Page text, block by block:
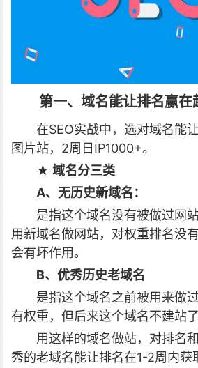
第一、域名能让排名赢在
在SEO实战中，选对域名能
图片站，2周日IP1000+。
★ 域名分三类
A、无历史新域名：
是指这个域名没有被做过网
用新域名做网站，对权重排名没
会有坏作用。
B、优秀历史老域名
是指这个域名之前被用来做
有权重，但后来这个域名不建站了
用这样的域名做站，对排名
秀的老域名能让排名在1-2周内获